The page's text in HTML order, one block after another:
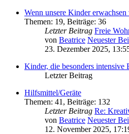
Wenn unsere Kinder erwachsen
Themen: 19, Beiträge: 36
Letzter Beitrag Freie
von Beatrice Neuester
23. Dezember 2025,
Kinder, die besonders intensive
Letzter Beitrag
Hilfsmittel/Geräte
Themen: 41 , Beiträge: 132
Letzter Beitrag Re:
von Beatrice Neuester
12. November 2025,